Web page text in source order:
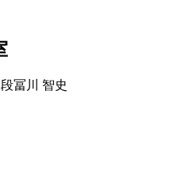
冨川 智史